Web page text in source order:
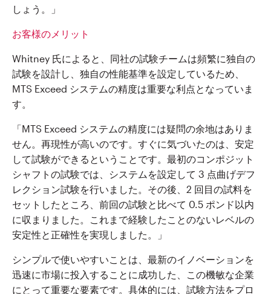
しょう。」
お客様のメリット
Whitney 氏によると、同社の試験チームは頻繁に独自の
試験を設計し、独自の性能基準を設定しているため、
MTS Exceed システムの精度は重要な利点となっていま
す。
「MTS Exceed システムの精度には疑問の余地はありま
せん。再現性が高いのです。すぐに気づいたのは、安定
して試験ができるということです。最初のコンポジット
シャフトの試験では、システムを設定して 3 点曲げデフ
レクション試験を行いました。その後、2 回目の試料を
セットしたところ、前回の試験と比べて 0.5 ポンド以内
に収まりました。これまで経験したことのないレベルの
安定性と正確性を実現しました。」
シンプルで使いやすいことは、最新のイノベーションを
迅速に市場に投入することに成功した、この機敏な企業
にとって重要な要素です。具体的には、試験方法をプロ